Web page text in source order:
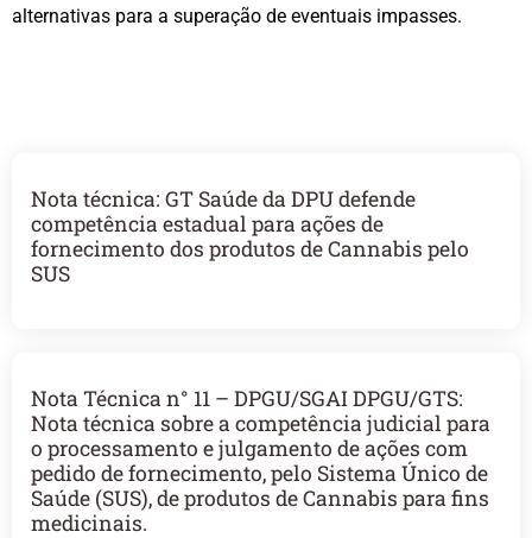
alternativas para a superação de eventuais impasses.
Nota técnica: GT Saúde da DPU defende
competência estadual para ações de
fornecimento dos produtos de Cannabis pelo
SUS
Nota Técnica n° 11 – DPGU/SGAI DPGU/GTS:
Nota técnica sobre a competência judicial para
o processamento e julgamento de ações com
pedido de fornecimento, pelo Sistema Único de
Saúde (SUS), de produtos de Cannabis para fins
medicinais.